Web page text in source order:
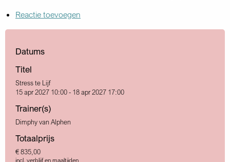
Reactie toevoegen
Datums
Titel
Stress te Lijf
15 apr 2027 10:00 - 18 apr 2027 17:00
Trainer(s)
Dimphy van Alphen
Totaalprijs
€ 835,00
incl. verblijf en maaltijden